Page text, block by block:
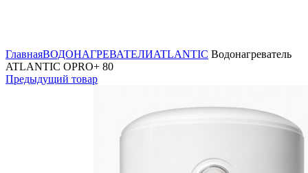
ГлавнаяВОДОНАГРЕВАТЕЛИATLANTIC Водонагреватель
ATLANTIC OPRO+ 80
Предыдущий товар